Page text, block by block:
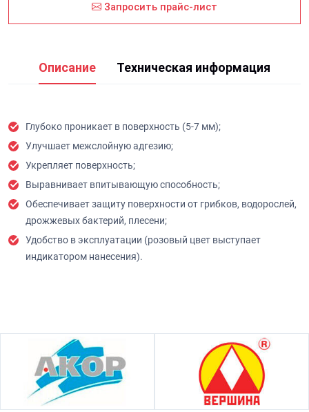
Запросить прайс-лист
Описание Техническая информация
Глубоко проникает в поверхность (5-7 мм);
Улучшает межслойную адгезию;
Укрепляет поверхность;
Выравнивает впитывающую способность;
Обеспечивает защиту поверхности от грибков, водорослей,
дрожжевых бактерий, плесени;
Удобство в эксплуатации (розовый цвет выступает
индикатором нанесения).